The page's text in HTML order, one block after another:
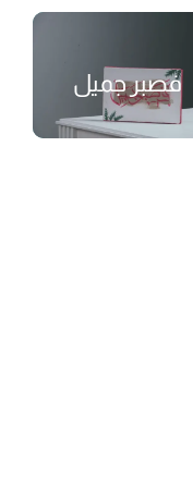
فصبر جميل
₺